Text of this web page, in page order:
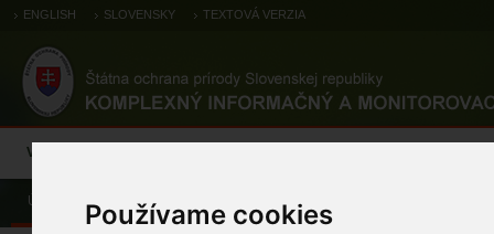
Používame cookies
ENGLISH SLOVENSKY TEXTOVÁ VERZIA
Výsledky monitoringu
Úvod Výsledky monitoringu Súhrnné informácie